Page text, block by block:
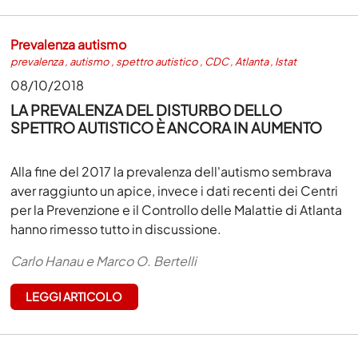
Prevalenza autismo
prevalenza, autismo, spettro autistico, CDC, Atlanta, Istat
08/10/2018
LA PREVALENZA DEL DISTURBO DELLO
SPETTRO AUTISTICO È ANCORA IN AUMENTO
Alla fine del 2017 la prevalenza dell'autismo sembrava
aver raggiunto un apice, invece i dati recenti dei Centri
per la Prevenzione e il Controllo delle Malattie di Atlanta
hanno rimesso tutto in discussione.
Carlo Hanau e Marco O. Bertelli
LEGGI ARTICOLO